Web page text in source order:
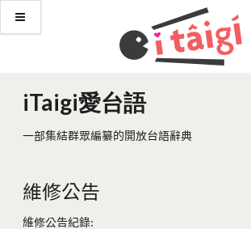
iTaigi愛台語
一部集結群眾編纂的開放台語辭典
維修公告
維修公告紀錄: